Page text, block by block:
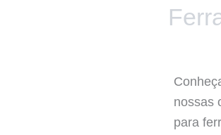
nossas
para